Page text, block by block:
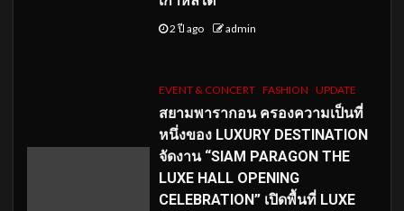
2 ปี ago admin
EVENT & CONCERT FASHION UPDATE
สยามพารากอน ครองความเป็นที่
หนึ่งของ LUXURY DESTINATION
จัดงาน “SIAM PARAGON THE
LUXE HALL OPENING
CELEBRATION” เปิดพื้นที่ LUXE